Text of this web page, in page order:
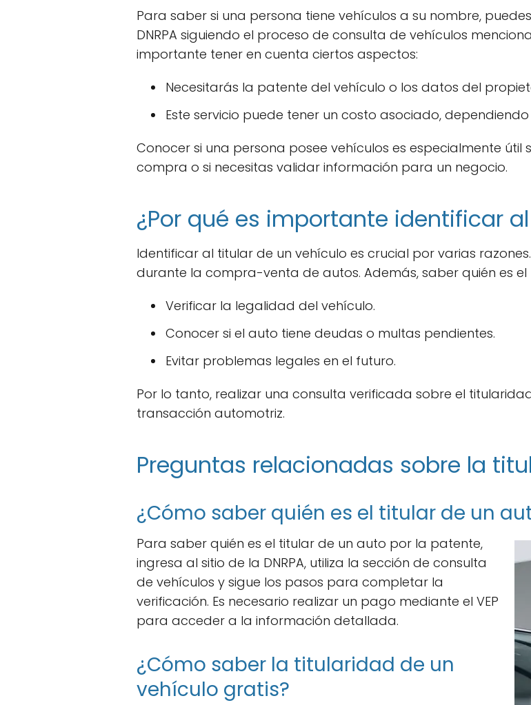
Para saber si una persona tiene vehículos a su nombre,
DNRPA siguiendo el proceso de consulta de vehículos
importante tener en cuenta ciertos aspectos:
Necesitarás la patente del vehículo o los datos del
Este servicio puede tener un costo asociado,
Conocer si una persona posee vehículos es especialmente útil
compra o si necesitas validar información para un negocio.
¿Por qué es importante identificar
Identificar al titular de un vehículo es crucial por varias
durante la compra-venta de autos. Además, saber quién es
Verificar la legalidad del vehículo.
Conocer si el auto tiene deudas o multas pendientes.
Evitar problemas legales en el futuro.
Por lo tanto, realizar una consulta verificada sobre el
transacción automotriz.
Preguntas relacionadas sobre la
¿Cómo saber quién es el titular de un
Para saber quién es el titular de un auto por la patente,
ingresa al sitio de la DNRPA, utiliza la sección de consulta
de vehículos y sigue los pasos para completar la
verificación. Es necesario realizar un pago mediante el VEP
para acceder a la información detallada.
¿Cómo saber la titularidad de un
vehículo gratis?